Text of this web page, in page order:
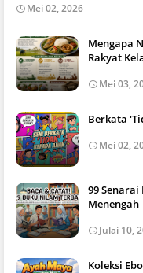
Mei 02, 2026
Mengapa
Rakyat
Mei 03,
Berkata
Mei 02,
99
Menengah
Julai 10,
Koleksi